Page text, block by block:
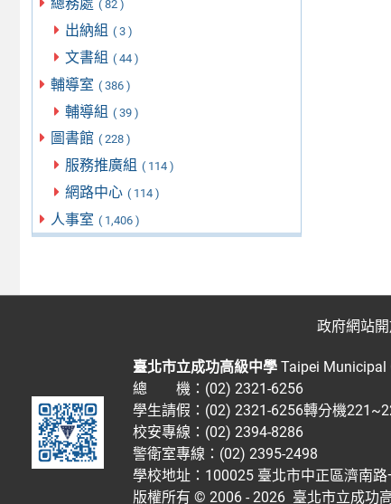
總務處 ( 82 )
出納組 ( 3 )
文書組 ( 44 )
輔導室 ( 386 )
輔導組 ( 39 )
圖書館 ( 228 )
服務推廣組 ( 114 )
網路中心 ( 114 )
人事室 ( 1,406 )
政府網站
臺北市立成功高級中學Taipei Municipal
總 機：(02) 2321-6256
學生請假：(02) 2321-6256轉分機
校安專線：(02) 2394-8286
警衛室專線：(02) 2395-2498
學校地址：100025 臺北市中正區濟南
版權所有 © 2006 - 2026臺北市立成功